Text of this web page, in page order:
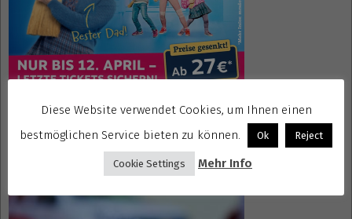
Gewinnspiele kostenlos seriös
Diese Website verwendet Cookies, um Ihnen einen
bestmöglichen Service bieten zu können.
Ok Reject
Cookie Settings Mehr Info